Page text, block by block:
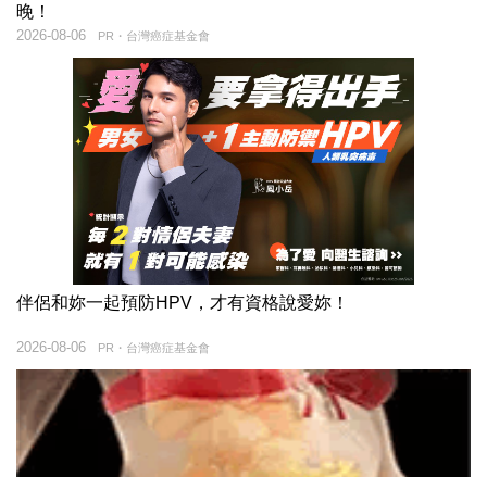
晚！
PR・台灣癌症基金會
2026-08-06
伴侶和妳一起預防HPV，才有資格說愛妳！
PR・台灣癌症基金會
2026-08-06